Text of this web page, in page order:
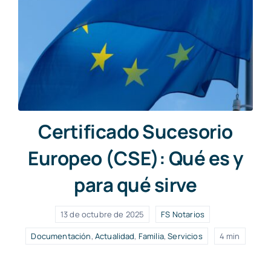
Certificado Sucesorio
Europeo (CSE): Qué es y
para qué sirve
13 de octubre de 2025
FS Notarios
Documentación, Actualidad, Familia,Servicios 4 min